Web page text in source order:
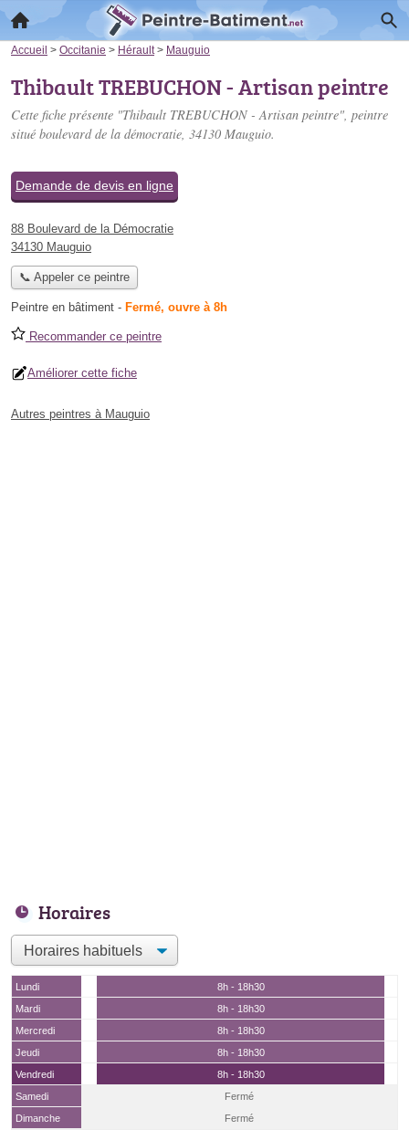
Accueil > Occitanie > Hérault > Mauguio
Thibault TREBUCHON - Artisan peintre
Cette fiche présente "Thibault TREBUCHON - Artisan peintre", peintre
situé boulevard de la démocratie, 34130 Mauguio.
Demande de devis en ligne
88 Boulevard de la Démocratie
34130 Mauguio
📞 Appeler ce peintre
Peintre en bâtiment - Fermé, ouvre à 8h
Recommander ce peintre
Améliorer cette fiche
Autres peintres à Mauguio
Horaires
Lundi
8h - 18h30
Mardi
8h - 18h30
Mercredi
8h - 18h30
Jeudi
8h - 18h30
Vendredi
8h - 18h30
Samedi
Fermé
Dimanche
Fermé